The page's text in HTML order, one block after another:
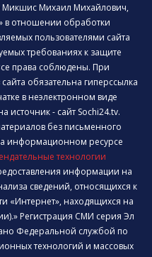
Микшис Михаил Михайлович,
в отношении обработки
пользователями сайта
требованиях к защите
права соблюдены. При
обязательна гиперссылка
в неэлектронном виде
источник - сайт Sochi24.tv.
без письменного
информационном ресурсе
технологии
информации на
сведений, относящихся к
«Интернет», находящихся на
Регистрация СМИ серия Эл
Федеральной службой по
технологий и массовых